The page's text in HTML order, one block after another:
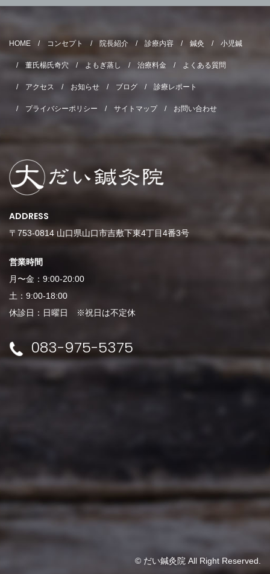
HOME コンセプト 院長紹介 診療内容 鍼灸 小児鍼
董氏楊氏奇穴 よもぎ蒸し 治療料金 よくある質問
アクセス お知らせ ブログ 診療レポート
プライバシーポリシー サイトマップ お問い合わせ
ADDRESS
〒753-0814 山口県山口市吉敷下東4丁目4番3号
営業時間
月〜金：9:00-20:00
土：9:00-18:00
休診日：日曜日 ※祝日は不定休
083-975-5375
© だい鍼灸院 All Right Reserved.